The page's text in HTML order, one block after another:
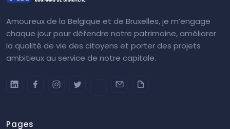
Amoureux de la Belgique et de Bruxelles, je m’engage
chaque jour pour défendre notre patrimoine, améliorer
la qualité de vie des citoyens et porter des projets
ambitieux au service de notre capitale.
Pages